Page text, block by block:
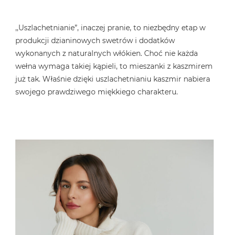
,,Uszlachetnianie”, inaczej pranie, to niezbędny etap w
produkcji dzianinowych swetrów i dodatków
wykonanych z naturalnych włókien. Choć nie każda
wełna wymaga takiej kąpieli, to mieszanki z kaszmirem
już tak. Właśnie dzięki uszlachetnianiu kaszmir nabiera
swojego prawdziwego miękkiego charakteru.